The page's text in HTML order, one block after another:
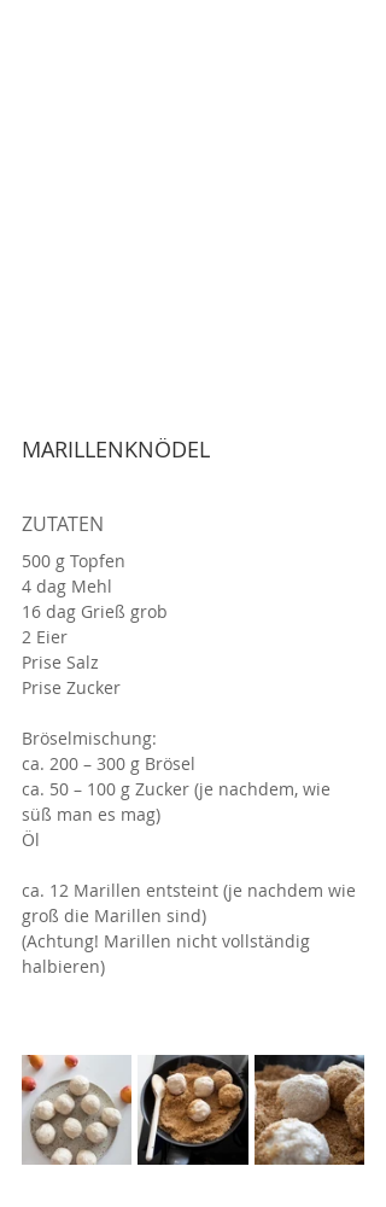
MARILLENKNÖDEL
ZUTATEN
500 g Topfen
4 dag Mehl
16 dag Grieß grob
2 Eier
Prise Salz
Prise Zucker
Bröselmischung:
ca. 200 – 300 g Brösel
ca. 50 – 100 g Zucker (je nachdem, wie
süß man es mag)
Öl
ca. 12 Marillen entsteint (je nachdem wie
groß die Marillen sind)
(Achtung! Marillen nicht vollständig
halbieren)